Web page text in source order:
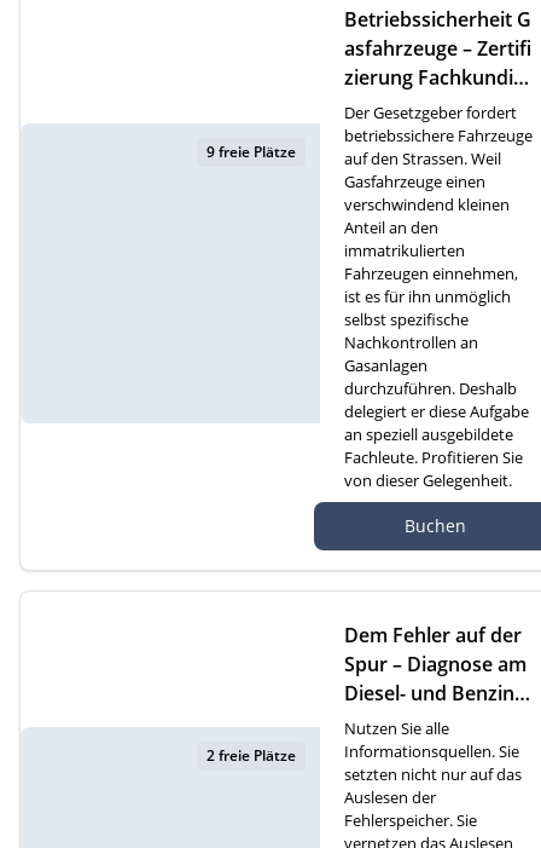
9 freie Plätze
Betriebssicherheit G
asfahrzeuge – Zertifi
zierung Fachkundige
für Gasfahrzeuge (F)
Der Gesetzgeber fordert
betriebssichere Fahrzeuge
auf den Strassen. Weil
Gasfahrzeuge einen
verschwindend kleinen
Anteil an den
immatrikulierten
Fahrzeugen einnehmen,
ist es für ihn unmöglich
selbst spezifische
Nachkontrollen an
Gasanlagen
durchzuführen. Deshalb
delegiert er diese Aufgabe
an speziell ausgebildete
Fachleute. Profitieren Sie
von dieser Gelegenheit.
atte 1D, 6260 Reiden
Buchen
2 freie Plätze
Dem Fehler auf der
Spur – Diagnose am
Diesel- und Benzinm
otor (D)
Nutzen Sie alle
Informationsquellen. Sie
setzten nicht nur auf das
Auslesen der
Fehlerspeicher. Sie
vernetzen das Auslesen